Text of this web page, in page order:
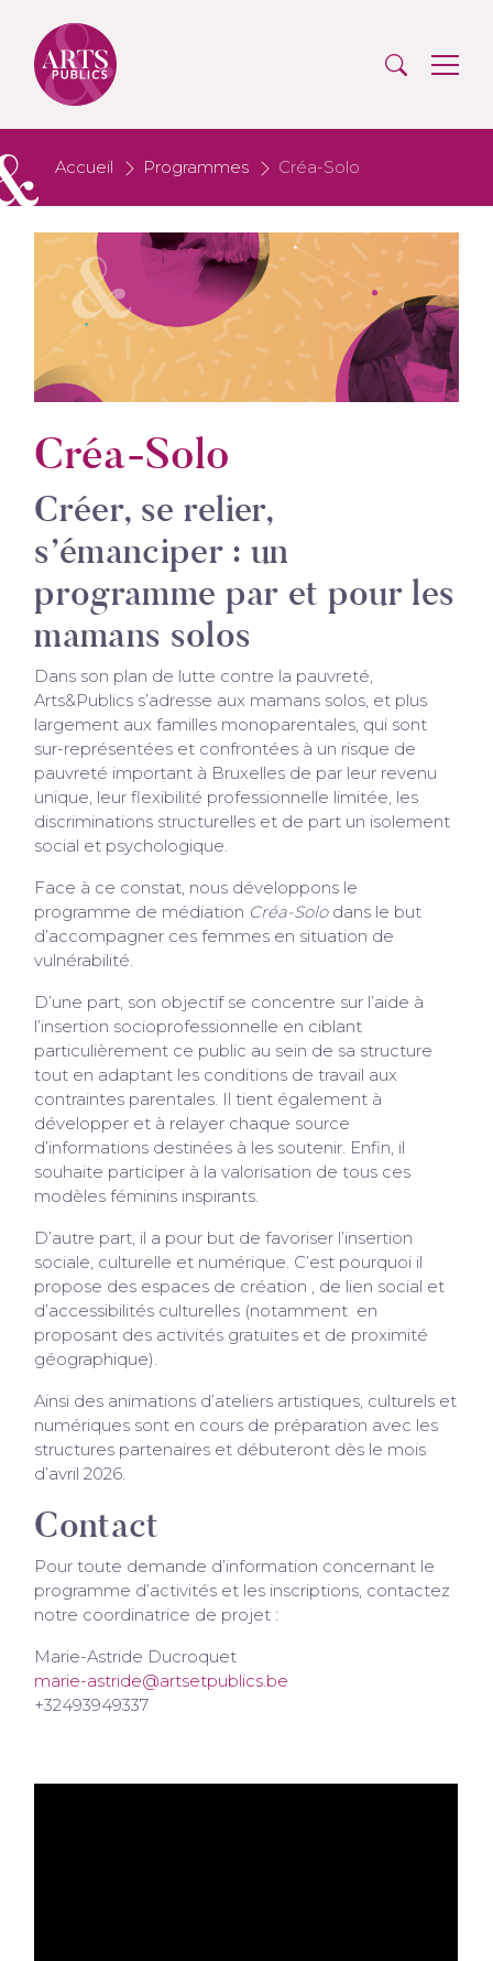
Accueil Programmes Créa-Solo
Créa-Solo
Créer, se relier,
s’émanciper : un
programme par et pour les
mamans solos
Dans son plan de lutte contre la pauvreté,
Arts&Publics s’adresse aux mamans solos, et plus
largement aux familles monoparentales, qui sont
sur-représentées et confrontées à un risque de
pauvreté important à Bruxelles de par leur revenu
unique, leur flexibilité professionnelle limitée, les
discriminations structurelles et de part un isolement
social et psychologique.
Face à ce constat, nous développons le
programme de médiation Créa-Solodans le but
d’accompagner ces femmes en situation de
vulnérabilité.
D’une part, son objectif se concentre sur l’aide à
l’insertion socioprofessionnelle en ciblant
particulièrement ce public au sein de sa structure
tout en adaptant les conditions de travail aux
contraintes parentales. Il tient également à
développer et à relayer chaque source
d’informations destinées à les soutenir. Enfin, il
souhaite participer à la valorisation de tous ces
modèles féminins inspirants.
D’autre part, il a pour but de favoriser l’insertion
sociale, culturelle et numérique. C’est pourquoi il
propose des espaces de création , de lien social et
d’accessibilités culturelles (notamment en
proposant des activités gratuites et de proximité
géographique).
Ainsi des animations d’ateliers artistiques, culturels et
numériques sont en cours de préparation avec les
structures partenaires et débuteront dès le mois
d’avril 2026.
Contact
Pour toute demande d’information concernant le
programme d’activités et les inscriptions, contactez
notre coordinatrice de projet :
Marie-Astride Ducroquet
marie-astride@artsetpublics.be
+32493949337